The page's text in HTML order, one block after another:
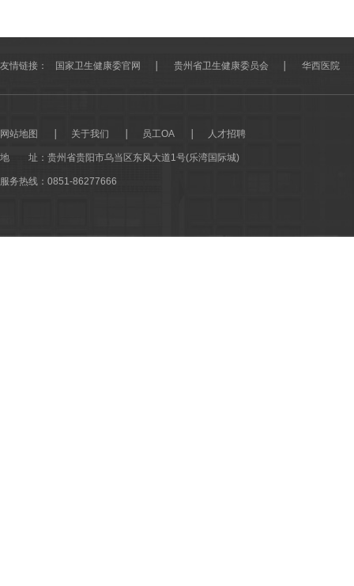
友情链接： 国家卫生健康委官网 贵州省卫生健康委员会 华西医院
网站地图 关于我们 员工OA 人才招聘
地 址： 贵州省贵阳市乌当区东风大道1号(乐湾国际城)
服务热线：0851-86277666